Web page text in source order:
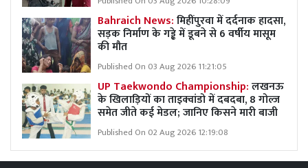
Bahraich News:मिहींपुरवा में दर्दनाक हादसा,
सड़क निर्माण के गड्ढे में डूबने से 6 वर्षीय मासूम
की मौत
Published On 03 Aug 2026 11:21:05
UP Taekwondo Championship:लखनऊ
के खिलाड़ियों का ताइक्वांडो में दबदबा, 8 गोल्ज
समेत जीते कई मेडल; जानिए किसने मारी बाजी
Published On 02 Aug 2026 12:19:08